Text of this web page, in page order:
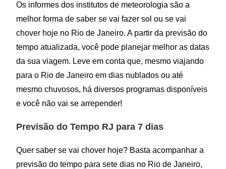
Os informes dos institutos de meteorologia são a
melhor forma de saber se vai fazer sol ou se vai
chover hoje no Rio de Janeiro. A partir da previsão do
tempo atualizada, você pode planejar melhor as datas
da sua viagem. Leve em conta que, mesmo viajando
para o Rio de Janeiro em dias nublados ou até
mesmo chuvosos, há diversos programas disponíveis
e você não vai se arrepender!
Previsão do Tempo RJ para 7 dias
Quer saber se vai chover hoje? Basta acompanhar a
previsão do tempo para sete dias no Rio de Janeiro,